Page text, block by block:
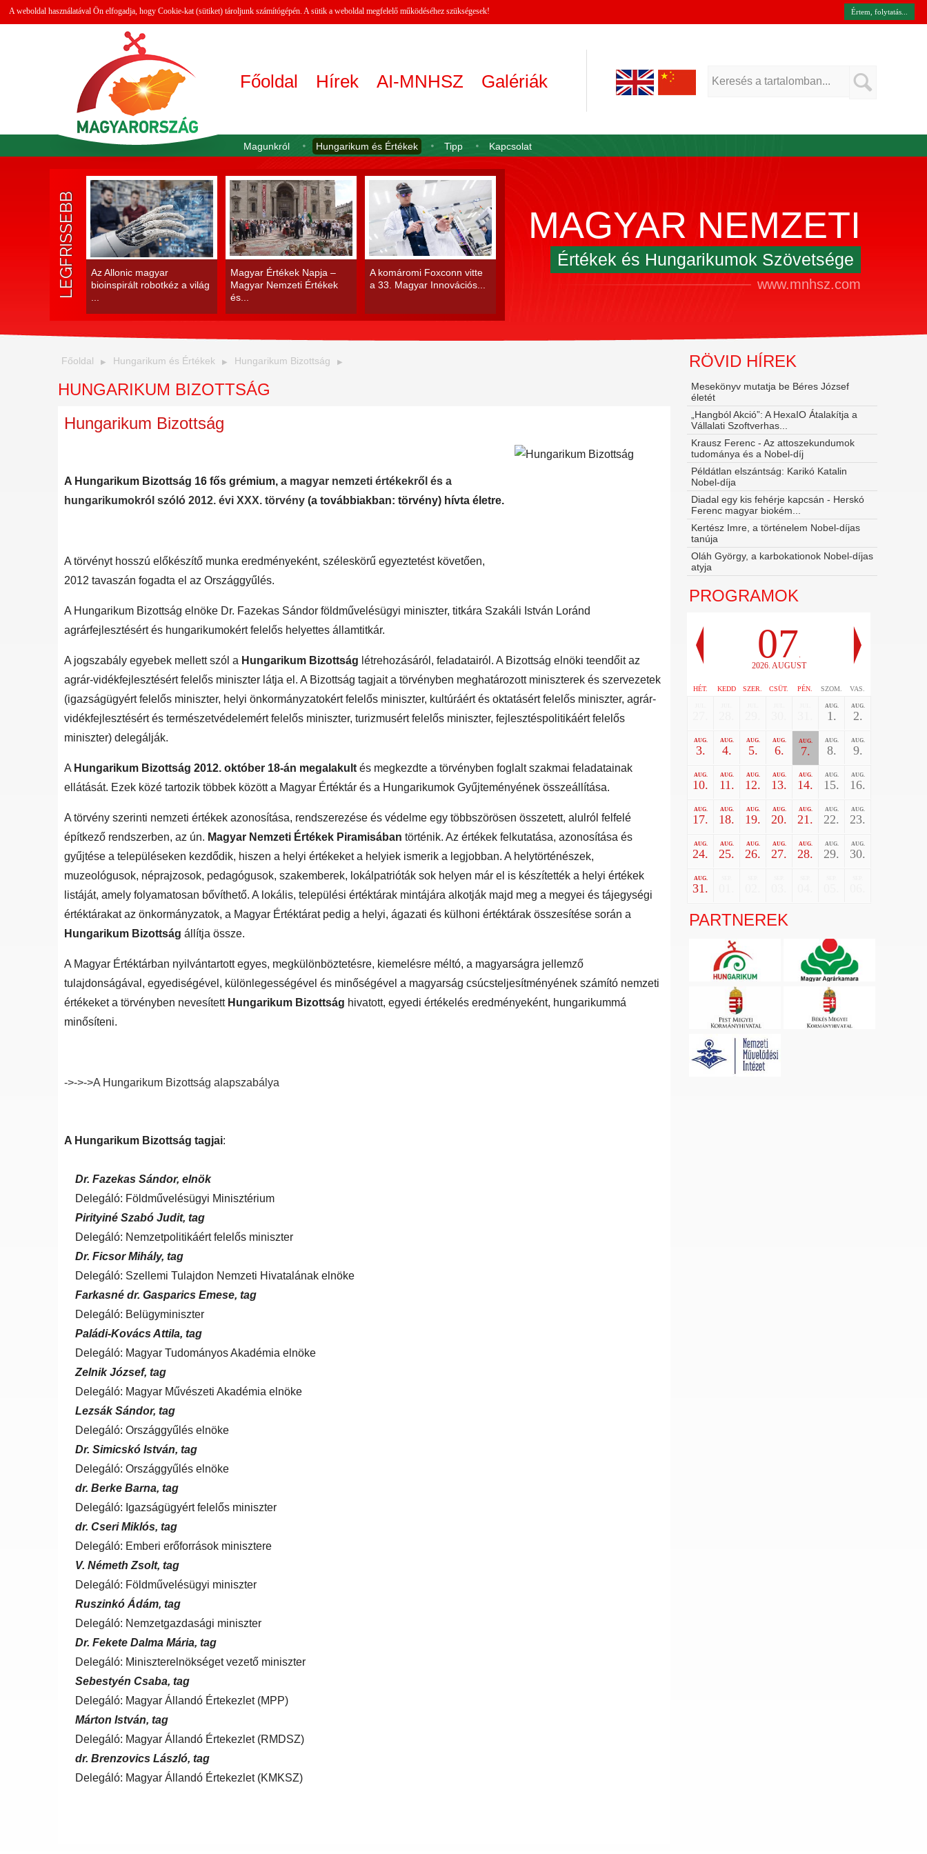
A weboldal használatával Ön elfogadja, hogy Cookie-kat (sütiket) tároljunk számítógépén. A sütik a weboldal megfelelő működéséhez szükségesek! Értem, folytatás...
Főoldal Hírek AI-MNHSZ Galériák
Magunkról Hungarikum és Értékek Tipp Kapcsolat
LEGFRISSEBB
Az Allonic magyar
bioinspirált robotkéz a világ
Magyar Értékek Napja –
Magyar Nemzeti Értékek
és...
A komáromi Foxconn vitte
a 33. Magyar Innovációs...
MAGYAR NEMZETI
Értékek és Hungarikumok Szövetsége
www.mnhsz.com
Főoldal Hungarikum és Értékek Hungarikum Bizottság
HUNGARIKUM BIZOTTSÁG
Hungarikum Bizottság
A Hungarikum Bizottság 16 fős grémium, a magyar nemzeti értékekről és a
hungarikumokról szóló 2012. évi XXX. törvény(a továbbiakban: törvény) hívta életre.
A törvényt hosszú előkészítő munka eredményeként, széleskörű egyeztetést követően,
2012 tavaszán fogadta el az Országgyűlés.
A Hungarikum Bizottság elnöke Dr. Fazekas Sándor földművelésügyi miniszter, titkára Szakáli István Loránd
agrárfejlesztésért és hungarikumokért felelős helyettes államtitkár.
A jogszabály egyebek mellett szól a Hungarikum Bizottság létrehozásáról, feladatairól. A Bizottság elnöki teendőit az
agrár-vidékfejlesztésért felelős miniszter látja el. A Bizottság tagjait a törvényben meghatározott miniszterek és szervezetek
(igazságügyért felelős miniszter, helyi önkormányzatokért felelős miniszter, kultúráért és oktatásért felelős miniszter, agrár-
vidékfejlesztésért és természetvédelemért felelős miniszter, turizmusért felelős miniszter, fejlesztéspolitikáért felelős
miniszter) delegálják.
A Hungarikum Bizottság 2012. október 18-án megalakult és megkezdte a törvényben foglalt szakmai feladatainak
ellátását. Ezek közé tartozik többek között a Magyar Értéktár és a Hungarikumok Gyűjteményének összeállítása.
A törvény szerinti nemzeti értékek azonosítása, rendszerezése és védelme egy többszörösen összetett, alulról felfelé
építkező rendszerben, az ún. Magyar Nemzeti Értékek Piramisában történik. Az értékek felkutatása, azonosítása és
gyűjtése a településeken kezdődik, hiszen a helyi értékeket a helyiek ismerik a legjobban. A helytörténészek,
muzeológusok, néprajzosok, pedagógusok, szakemberek, lokálpatrióták sok helyen már el is készítették a helyi értékek
listáját, amely folyamatosan bővíthető. A lokális, települési értéktárak mintájára alkotják majd meg a megyei és tájegységi
értéktárakat az önkormányzatok, a Magyar Értéktárat pedig a helyi, ágazati és külhoni értéktárak összesítése során a
Hungarikum Bizottság állítja össze.
A Magyar Értéktárban nyilvántartott egyes, megkülönböztetésre, kiemelésre méltó, a magyarságra jellemző
tulajdonságával, egyediségével, különlegességével és minőségével a magyarság csúcsteljesítményének számító nemzeti
értékeket a törvényben nevesített Hungarikum Bizottság hivatott, egyedi értékelés eredményeként, hungarikummá
minősíteni.
->->->A Hungarikum Bizottság alapszabálya
A Hungarikum Bizottság tagjai:
Dr. Fazekas Sándor, elnök
Delegáló: Földművelésügyi Minisztérium
Pirityiné Szabó Judit, tag
Delegáló: Nemzetpolitikáért felelős miniszter
Dr. Ficsor Mihály, tag
Delegáló: Szellemi Tulajdon Nemzeti Hivatalának elnöke
Farkasné dr. Gasparics Emese, tag
Delegáló: Belügyminiszter
Paládi-Kovács Attila, tag
Delegáló: Magyar Tudományos Akadémia elnöke
Zelnik József, tag
Delegáló: Magyar Művészeti Akadémia elnöke
Lezsák Sándor, tag
Delegáló: Országgyűlés elnöke
Dr. Simicskó István, tag
Delegáló: Országgyűlés elnöke
dr. Berke Barna, tag
Delegáló: Igazságügyért felelős miniszter
dr. Cseri Miklós, tag
Delegáló: Emberi erőforrások minisztere
V. Németh Zsolt, tag
Delegáló: Földművelésügyi miniszter
Ruszinkó Ádám, tag
Delegáló: Nemzetgazdasági miniszter
Dr. Fekete Dalma Mária, tag
Delegáló: Miniszterelnökséget vezető miniszter
Sebestyén Csaba, tag
Delegáló: Magyar Állandó Értekezlet (MPP)
Márton István, tag
Delegáló: Magyar Állandó Értekezlet (RMDSZ)
dr. Brenzovics László, tag
Delegáló: Magyar Állandó Értekezlet (KMKSZ)
RÖVID HÍREK
Mesekönyv mutatja be Béres József
életét
„Hangból Akció”: A HexaIO Átalakítja a
Vállalati Szoftverhas...
Krausz Ferenc - Az attoszekundumok
tudománya és a Nobel‑díj
Példátlan elszántság: Karikó Katalin
Nobel-díja
Diadal egy kis fehérje kapcsán - Herskó
Ferenc magyar biokém...
Kertész Imre, a történelem Nobel-díjas
tanúja
Oláh György, a karbokationok Nobel-díjas
atyja
PROGRAMOK
07.
2026. AUGUST
HÉT. KEDD SZER. CSÜT. PÉN. SZOM. VAS.
AUG.
1.
AUG.
2.
AUG.
3.
AUG.
4.
AUG.
5.
AUG.
6.
AUG.
7.
AUG.
8.
AUG.
9.
AUG.
10.
AUG.
11.
AUG.
12.
AUG.
13.
AUG.
14.
AUG.
15.
AUG.
16.
AUG.
17.
AUG.
18.
AUG.
19.
AUG.
20.
AUG.
21.
AUG.
22.
AUG.
23.
AUG.
24.
AUG.
25.
AUG.
26.
AUG.
27.
AUG.
28.
AUG.
29.
AUG.
30.
AUG.
31.
PARTNEREK